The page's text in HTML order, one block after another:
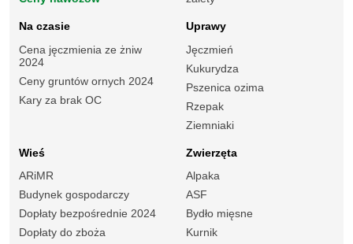
Na czasie
Cena jęczmienia ze żniw
2024
Ceny gruntów ornych 2024
Kary za brak OC
Uprawy
Jęczmień
Kukurydza
Pszenica ozima
Rzepak
Ziemniaki
Wieś
ARiMR
Budynek gospodarczy
Dopłaty bezpośrednie 2024
Dopłaty do zboża
Zwierzęta
Alpaka
ASF
Bydło mięsne
Kurnik